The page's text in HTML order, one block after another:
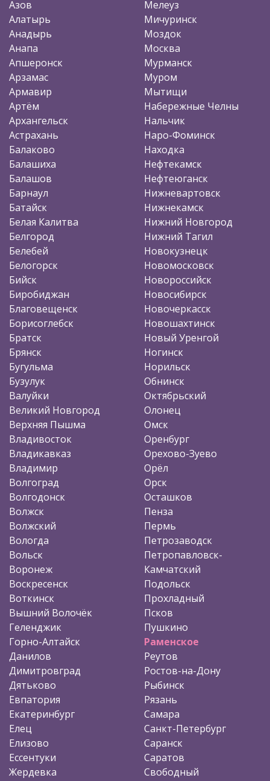
Азов
Алатырь
Анадырь
Анапа
Апшеронск
Арзамас
Армавир
Артём
Архангельск
Астрахань
Балаково
Балашиха
Балашов
Барнаул
Батайск
Белая Калитва
Белгород
Белебей
Белогорск
Бийск
Биробиджан
Благовещенск
Борисоглебск
Братск
Брянск
Бугульма
Бузулук
Валуйки
Великий Новгород
Верхняя Пышма
Владивосток
Владикавказ
Владимир
Волгоград
Волгодонск
Волжск
Волжский
Вологда
Вольск
Воронеж
Воскресенск
Воткинск
Вышний Волочёк
Геленджик
Горно-Алтайск
Данилов
Димитровград
Дятьково
Евпатория
Екатеринбург
Елец
Елизово
Ессентуки
Жердевка
Мелеуз
Мичуринск
Моздок
Москва
Мурманск
Муром
Мытищи
Набережные Челны
Нальчик
Наро-Фоминск
Находка
Нефтекамск
Нефтеюганск
Нижневартовск
Нижнекамск
Нижний Новгород
Нижний Тагил
Новокузнецк
Новомосковск
Новороссийск
Новосибирск
Новочеркасск
Новошахтинск
Новый Уренгой
Ногинск
Норильск
Обнинск
Октябрьский
Олонец
Омск
Оренбург
Орехово-Зуево
Орёл
Орск
Осташков
Пенза
Пермь
Петрозаводск
Петропавловск-
Камчатский
Подольск
Прохладный
Псков
Пушкино
Раменское
Реутов
Ростов-на-Дону
Рыбинск
Рязань
Самара
Санкт-Петербург
Саранск
Саратов
Свободный